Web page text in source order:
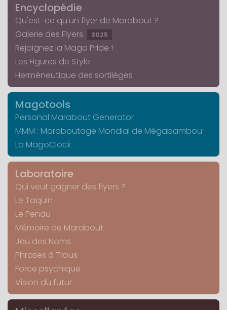
Encyclopédie
Qu'est-ce qu'un flyer de Marabout ?
Galerie des Flyers
3025
Rejoignez la Mago Pride !
Les Figures de Style
Herméneutique des sortilèges
Magotools
Personal Marabout Generator
MMM : Maraboutage Mondial de Mégabambou
La MagoClock
Laboratoire
Qui veut gagner des flyers ?
Le Taquin
Le Pendu
Mémoire de Marabout
Jeu des Noms
Phrases à Trous
Force psychique
Vision du futur